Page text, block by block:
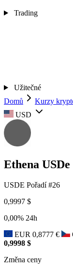
Trading
Užitečné
Domů
Kurzy
USD
Ethena
USDE Pořadí #26
0,9997 $
0,00% 24h
EUR 0,8777 €
0,9998 $
Změna ceny